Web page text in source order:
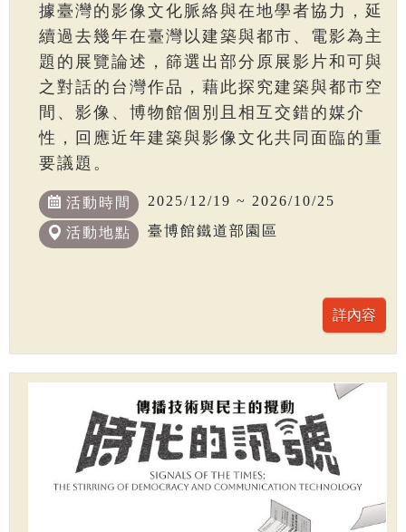
據臺灣的影像文化脈絡與在地學者協力，延
續過去幾年在臺灣以建築與都市、電影為主
題的展覽論述，篩選出部分原展影片和可與
之對話的台灣作品，藉此探究建築與都市空
間、影像、博物館個別且相互交錯的媒介
性，回應近年建築與影像文化共同面臨的重
要議題。
活動時間 2025/12/19 ~ 2026/10/25
活動地點 臺博館鐵道部園區